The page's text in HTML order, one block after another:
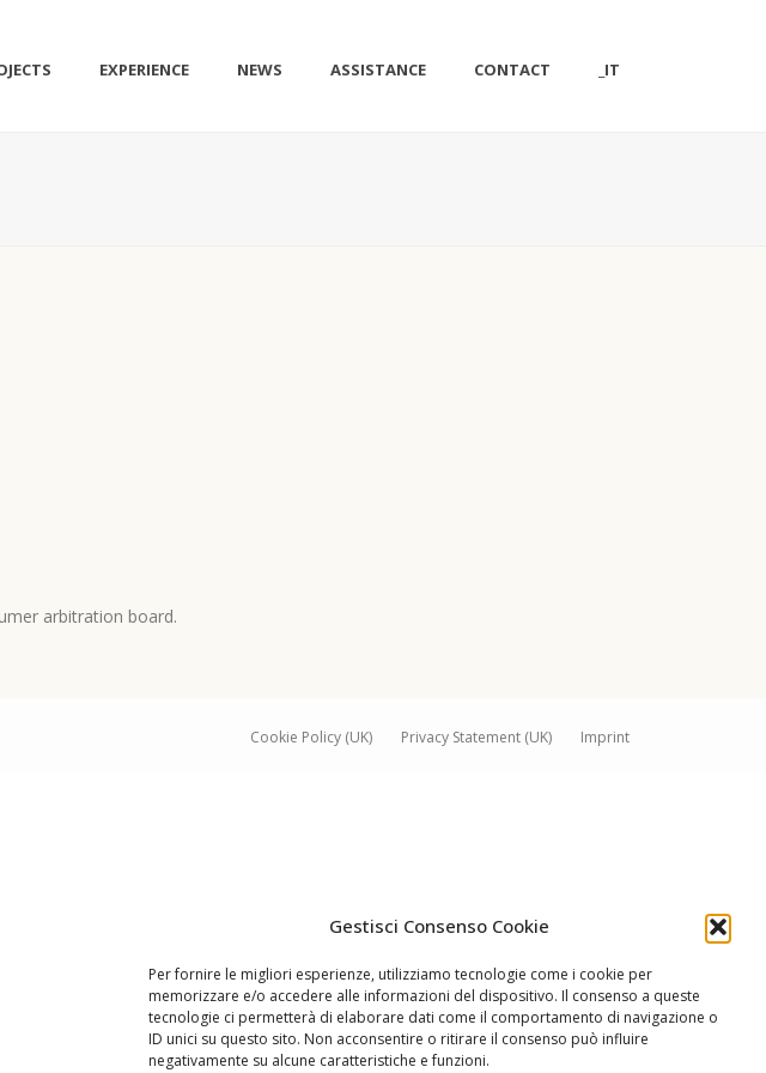
Gestisci Consenso Cookie
Per fornire le migliori esperienze, utilizziamo tecnologie come i cookie per
memorizzare e/o accedere alle informazioni del dispositivo. Il consenso a queste
tecnologie ci permetterà di elaborare dati come il comportamento di navigazione o
ID unici su questo sito. Non acconsentire o ritirare il consenso può influire
negativamente su alcune caratteristiche e funzioni.
EXPERIENCE NEWS ASSISTANCE CONTACT _IT
arbitration board.
Cookie Policy (UK) Privacy Statement (UK) Imprint